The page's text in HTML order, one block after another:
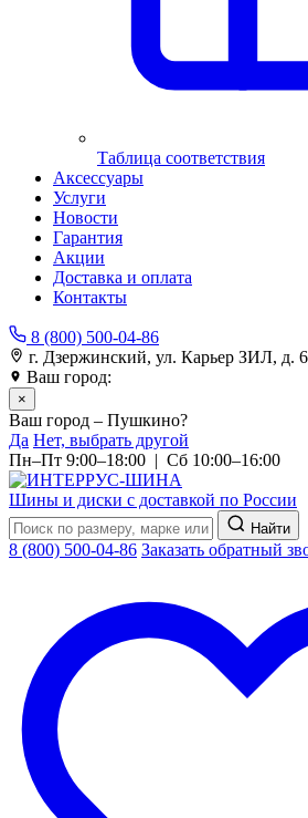
Таблица соответствия
Аксессуары
Услуги
Новости
Гарантия
Акции
Доставка и оплата
Контакты
8 (800) 500-04-86
г. Дзержинский, ул. Карьер ЗИЛ, д.
Ваш город:
×
Ваш город – Пушкино?
Да Нет, выбрать другой
Пн–Пт 9:00–18:00 | Сб 10:00–16:00
Шины и диски с доставкой по России
Найти
8 (800) 500-04-86 Заказать обратный